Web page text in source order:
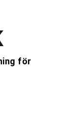
för